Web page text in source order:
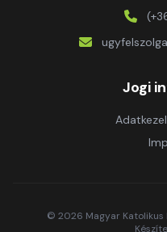
Jogi
© 2026 Magyar Katolikus